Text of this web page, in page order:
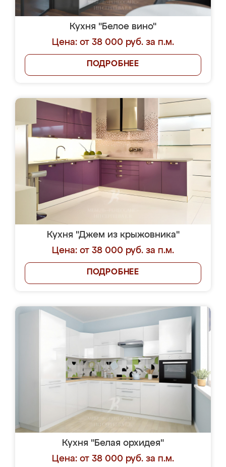
Кухня "Белое вино"
Цена: от 38 000 руб. за п.м.
ПОДРОБНЕЕ
Кухня "Джем из крыжовника"
Цена: от 38 000 руб. за п.м.
ПОДРОБНЕЕ
Кухня "Белая орхидея"
Цена: от 38 000 руб. за п.м.